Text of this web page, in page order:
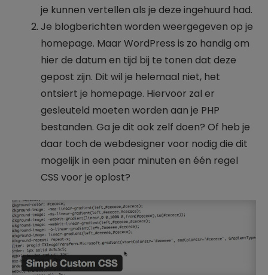
je kunnen vertellen als je deze ingehuurd had.
Je blogberichten worden weergegeven op je
homepage. Maar WordPress is zo handig om
hier de datum en tijd bij te tonen dat deze
gepost zijn. Dit wil je helemaal niet, het
ontsiert je homepage. Hiervoor zal er
gesleuteld moeten worden aan je PHP
bestanden. Ga je dit ook zelf doen? Of heb je
daar toch de webdesigner voor nodig die dit
mogelijk in een paar minuten en één regel
CSS voor je oplost?